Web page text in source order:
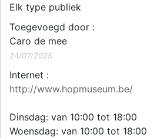
Elk type publiek
Toegevoegd door :
Caro de mee
24/07/2025
Internet :
http://www.hopmuseum.be/
Dinsdag: van 10:00 tot 18:00
Woensdag: van 10:00 tot 18:00